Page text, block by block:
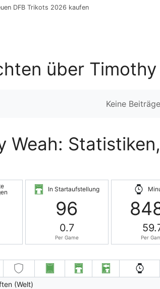
DFB Trikots 2026 kaufen
über Timothy
Keine
Weah:
In Startaufstellung
96
0.7
Per Game Per
(Welt)